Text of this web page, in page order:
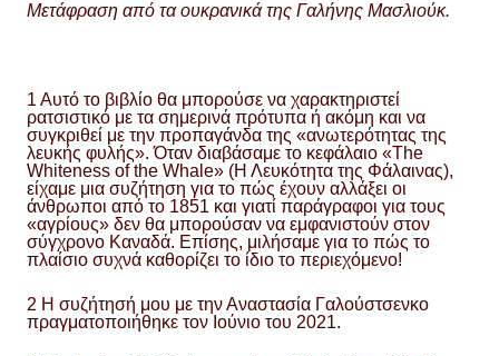
Μετάφραση από τα ουκρανικά της Γαλήνης Μασλιούκ.
1 Αυτό το βιβλίο θα μπορούσε να χαρακτηριστεί
ρατσιστικό με τα σημερινά πρότυπα ή ακόμη και να
συγκριθεί με την προπαγάνδα της «ανωτερότητας της
λευκής φυλής». Όταν διαβάσαμε το κεφάλαιο «The
Whiteness of the Whale» (Η Λευκότητα της Φάλαινας),
είχαμε μια συζήτηση για το πώς έχουν αλλάξει οι
άνθρωποι από το 1851 και γιατί παράγραφοι για τους
«αγρίους» δεν θα μπορούσαν να εμφανιστούν στον
σύγχρονο Καναδά. Επίσης, μιλήσαμε για το πώς το
πλαίσιο συχνά καθορίζει το ίδιο το περιεχόμενο!
2 Η συζήτησή μου με την Αναστασία Γαλούστσενκο
πραγματοποιήθηκε τον Ιούνιο του 2021.